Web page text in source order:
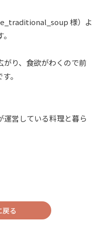
様）よ
がり、食欲がわくので前
。
営している料理と暮ら
戻る